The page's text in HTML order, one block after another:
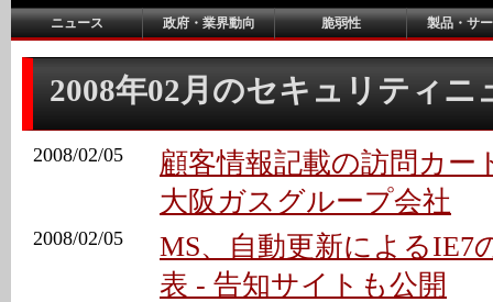
ニュース 政府・業界動向 脆弱性 製品・サ
2008年02月のセキュリティニ
2008/02/05
顧客情報記載の訪問カー
大阪ガスグループ会社
2008/02/05
MS、自動更新によるIE7
表 - 告知サイトも公開